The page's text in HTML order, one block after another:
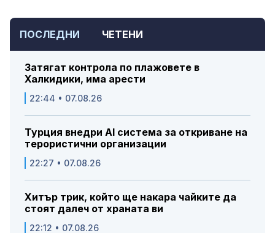
ПОСЛЕДНИ ЧЕТЕНИ
Затягат контрола по плажовете в
Халкидики, има арести
22:44 • 07.08.26
Турция внедри AI система за откриване на
терористични организации
22:27 • 07.08.26
Хитър трик, който ще накара чайките да
стоят далеч от храната ви
22:12 • 07.08.26